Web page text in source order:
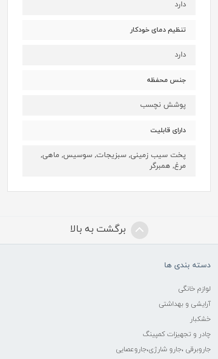
دارد
تنظیم دمای خودکار
دارد
جنس محفظه
پوشش نچسب
دارای قابلیت
پخت سیب زمینی, سبزیجات, سوسیس, ماهی,
مرغ, همبرگر
برگشت به بالا
دسته بندی ها
لوازم خانگی
آرایشی و بهداشتی
خشکبار
چادر و تجهیزات کمپینگ
جاروبرقی ،جارو شارژی،جاروعصایی